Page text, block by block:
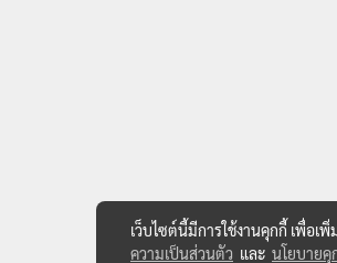
เว็บไซต์นี้มีการใช้งานคุกกี้ เพื่อเ
ความเป็นส่วนตัว และ นโยบายคุ